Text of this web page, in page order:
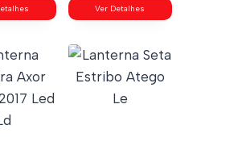
Ver Detalhes